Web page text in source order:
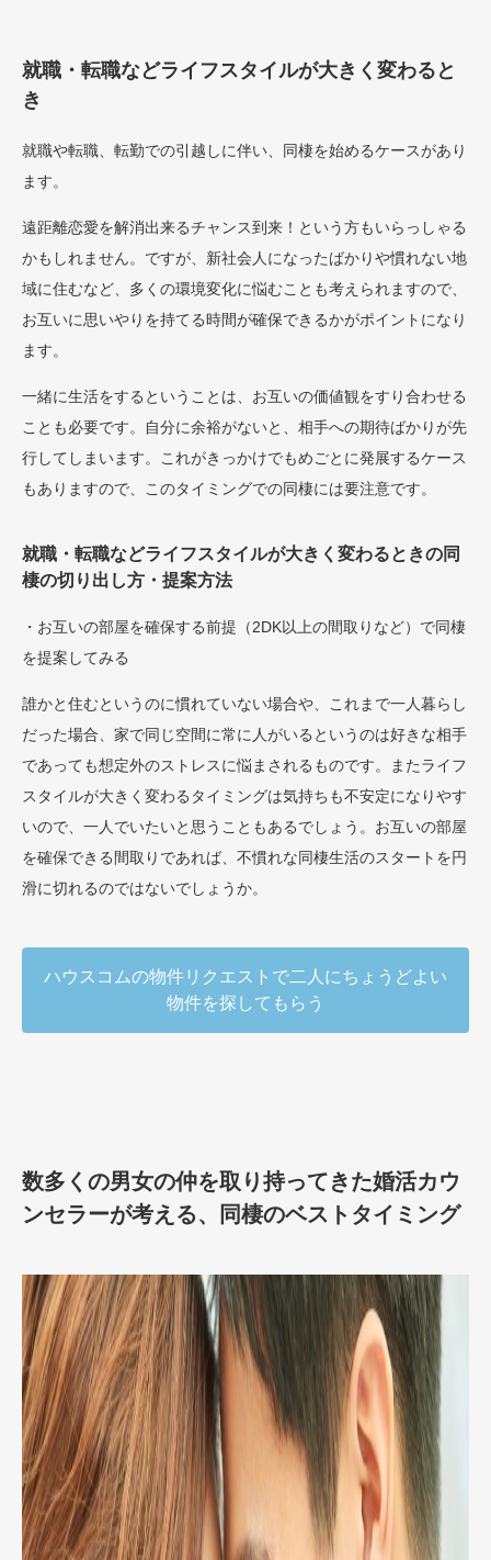
就職・転職などライフスタイルが大きく変わると
き
就職や転職、転勤での引越しに伴い、同棲を始めるケースがあり
ます。
遠距離恋愛を解消出来るチャンス到来！という方もいらっしゃる
かもしれません。ですが、新社会人になったばかりや慣れない地
域に住むなど、多くの環境変化に悩むことも考えられますので、
お互いに思いやりを持てる時間が確保できるかがポイントになり
ます。
一緒に生活をするということは、お互いの価値観をすり合わせる
ことも必要です。自分に余裕がないと、相手への期待ばかりが先
行してしまいます。これがきっかけでもめごとに発展するケース
もありますので、このタイミングでの同棲には要注意です。
就職・転職などライフスタイルが大きく変わるときの同
棲の切り出し方・提案方法
・お互いの部屋を確保する前提（2DK以上の間取りなど）で同棲
を提案してみる
誰かと住むというのに慣れていない場合や、これまで一人暮らし
だった場合、家で同じ空間に常に人がいるというのは好きな相手
であっても想定外のストレスに悩まされるものです。またライフ
スタイルが大きく変わるタイミングは気持ちも不安定になりやす
いので、一人でいたいと思うこともあるでしょう。お互いの部屋
を確保できる間取りであれば、不慣れな同棲生活のスタートを円
滑に切れるのではないでしょうか。
ハウスコムの物件リクエストで二人にちょうどよい
物件を探してもらう
数多くの男女の仲を取り持ってきた婚活カウ
ンセラーが考える、同棲のベストタイミング